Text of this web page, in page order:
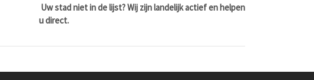
Uw stad niet in de lijst? Wij zijn landelijk actief en helpen
u direct.